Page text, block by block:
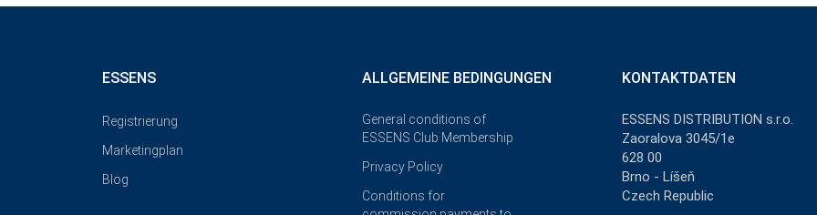
ESSENS
Registrierung
Marketingplan
Blog
ALLGEMEINE BEDINGUNGEN
General conditions of
ESSENS Club Membership
Privacy Policy
Conditions for
KONTAKTDATEN
ESSENS DISTRIBUTION s.r.o.
Zaoralova 3045/1e
628 00
Brno - Líšeň
Czech Republic